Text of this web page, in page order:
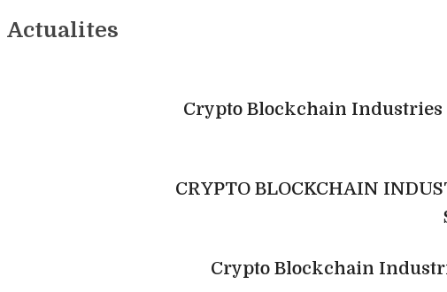
Actualites
Crypto Blockchain Industries
CRYPTO BLOCKCHAIN
Crypto Blockchain